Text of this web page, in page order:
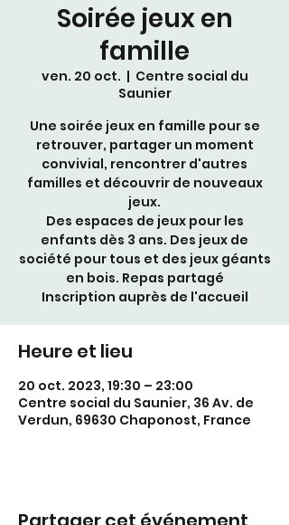
Soirée jeux en
famille
ven. 20 oct.
  |
Centre social du
Saunier
Une soirée jeux en famille pour se
retrouver, partager un moment
convivial, rencontrer d'autres
familles et découvrir de nouveaux
jeux.
Des espaces de jeux pour les
enfants dès 3 ans. Des jeux de
société pour tous et des jeux géants
en bois. Repas partagé
Inscription auprès de l'accueil
Heure et lieu
20 oct. 2023, 19:30 – 23:00
Centre social du Saunier, 36 Av. de
Verdun, 69630 Chaponost, France